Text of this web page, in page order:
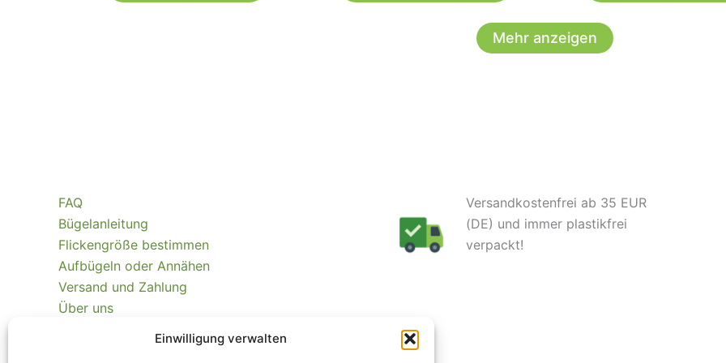
Einwilligung verwalten
mehrere
Varianten
Produktseite
gewählt
werden
Mehr anzeigen
FAQ
Bügelanleitung
Flickengröße bestimmen
Aufbügeln oder Annähen
Versand und Zahlung
Über uns
Versandkostenfrei ab 35 EUR
(DE) und immer plastikfrei
verpackt!